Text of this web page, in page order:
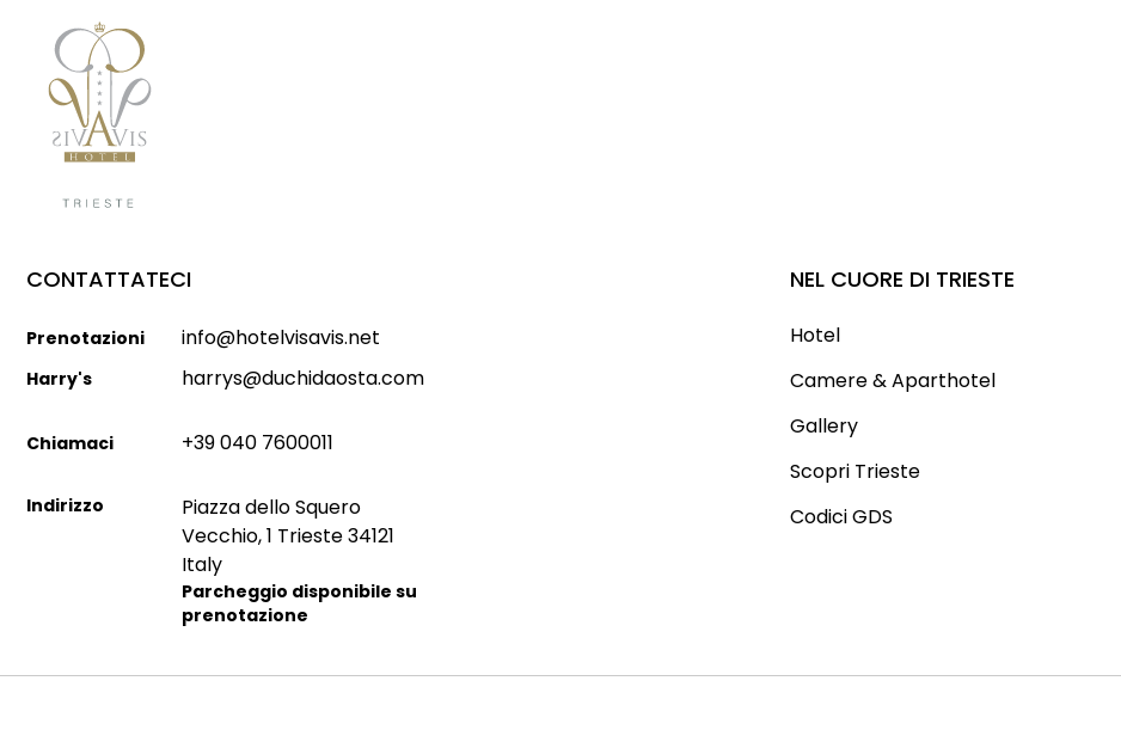
CONTATTATECI
Prenotazioni info@hotelvisavis.net
Harry's harrys@duchidaosta.com
Chiamaci +39 040 7600011
Indirizzo
Piazza dello Squero
Vecchio, 1 Trieste 34121
Italy
Parcheggio disponibile su
prenotazione
NEL CUORE DI TRIESTE
Hotel
Camere & Aparthotel
Gallery
Scopri Trieste
Codici GDS